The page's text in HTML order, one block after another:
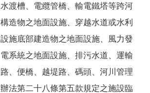
水渡槽、電纜管橋、輸電鐵塔等跨河
構造物之地面設施、穿越水道或水利
設施底部建造物之地面設施、風力發
電系統之地面設施、排污水道、運輸
路、便橋、越堤路、碼頭、河川管理
辦法第二十八條第五款規定之施設臨